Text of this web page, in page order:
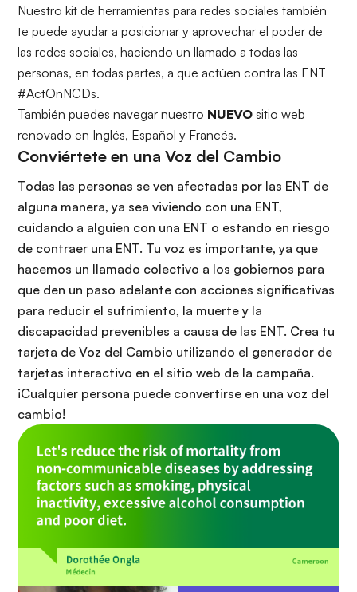
Nuestro kit de herramientas para redes sociales también
te puede ayudar a posicionar y aprovechar el poder de
las redes sociales, haciendo un llamado a todas las
personas, en todas partes, a que actúen contra las ENT
#ActOnNCDs.
También puedes navegar nuestro NUEVO sitio web
renovado en Inglés, Español y Francés.
Conviértete en una Voz del Cambio
Todas las personas se ven afectadas por las ENT de
alguna manera, ya sea viviendo con una ENT,
cuidando a alguien con una ENT o estando en riesgo
de contraer una ENT. Tu voz es importante, ya que
hacemos un llamado colectivo a los gobiernos para
que den un paso adelante con acciones significativas
para reducir el sufrimiento, la muerte y la
discapacidad prevenibles a causa de las ENT. Crea tu
tarjeta de Voz del Cambio utilizando el generador de
tarjetas interactivo en el sitio web de la campaña.
¡Cualquier persona puede convertirse en una voz del
cambio!